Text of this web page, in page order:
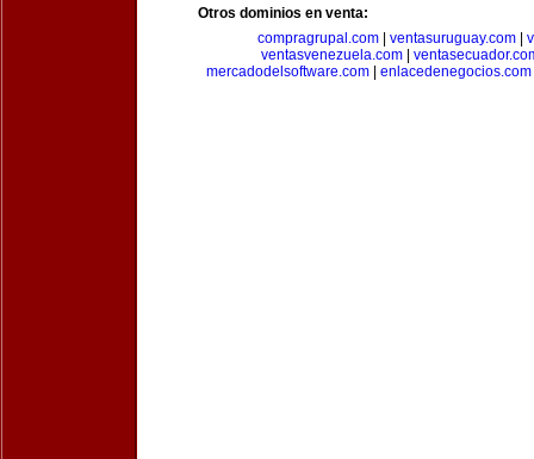
Otros dominios en venta:
compragrupal.com
ventasuruguay.com
ventasvenezuela.com|
mercadodelsoftware.com
enlacedenegocios.com